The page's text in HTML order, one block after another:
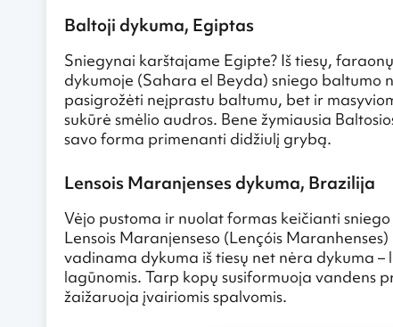
Baltoji dykuma, Egiptas
Sniegynai karštajame Egipte? Iš tiesų,
dykumoje (Sahara el Beyda) sniego
pasigrožėti neįprastu baltumu, bet ir
sukūrė smėlio audros. Bene žymiausia
savo forma primenanti didžiulį grybą.
Lensois Maranjenses dykuma, Brazilija
Vėjo pustoma ir nuolat formas keičianti
Lensois Maranjenseso (Lençóis
vadinama dykuma iš tiesų net nėra dykuma
lagūnomis. Tarp kopų susiformuoja vandens
žaižaruoja įvairiomis spalvomis.